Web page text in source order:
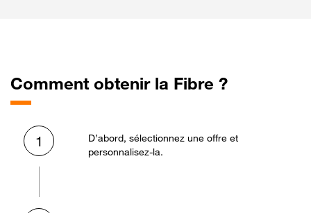
Comment obtenir la Fibre ?
1
D’abord, sélectionnez une offre et
personnalisez-la.